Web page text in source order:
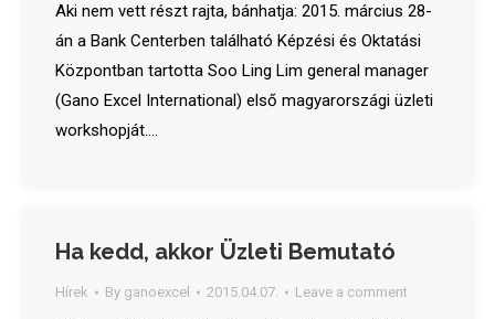
Aki nem vett részt rajta, bánhatja: 2015. március 28-
án a Bank Centerben található Képzési és Oktatási
Központban tartotta Soo Ling Lim general manager
(Gano Excel International) első magyarországi üzleti
workshopját.…
Ha kedd, akkor Üzleti Bemutató
Hírek By ganoexcel 2015.04.07. Leave a comment